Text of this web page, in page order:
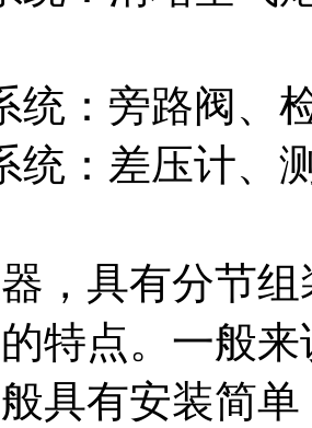
统：旁路阀、
统：差压计、
，具有分节
特点。一般
具有安装简